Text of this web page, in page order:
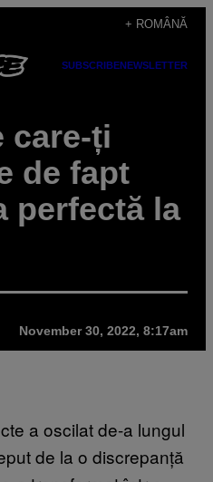
+ ROMÂNĂ
SUBSCRIBENEWSLETTER
care-ți
de fapt
perfectă la
November 30, 2022, 8:17am
a oscilat de-a lungul
de la o discrepanță